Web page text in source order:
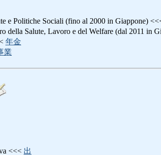
e Politiche Sociali (fino al 2000 in Giappone)
della Salute, Lavoro e del Welfare (dal 2011 in
年金
業
<<< 出